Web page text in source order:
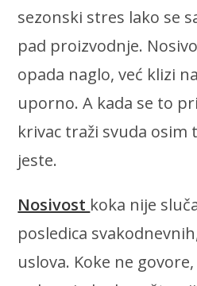
sezonski stres lako se
pad proizvodnje.
opada naglo, već klizi
uporno. A kada se to
krivac traži svuda osim
jeste.
Nosivost koka nije
posledica
uslova. Koke ne